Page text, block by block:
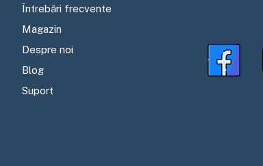
Întrebări frecvente
Magazin
Despre noi
Blog
Suport